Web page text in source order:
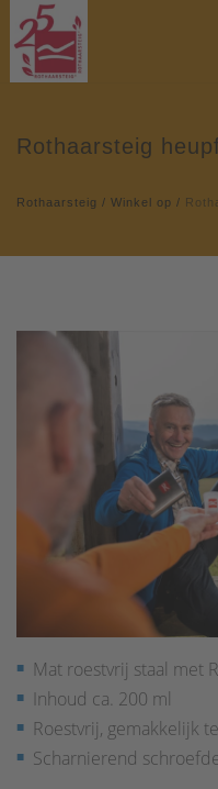
Rothaarsteig
Rothaarsteig / Winkel op /
Mat roestvrij staal met
Inhoud ca. 200 ml
Roestvrij, gemakkelijk
Scharnierend